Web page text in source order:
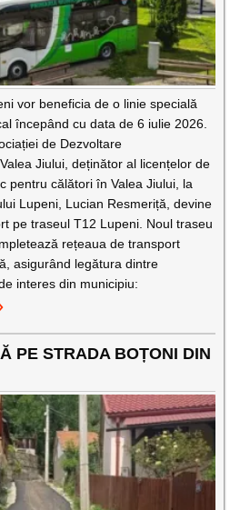
vor beneficia de o linie specială
începând cu data de 6 iulie 2026.
de Dezvoltare
Jiului, deținător al licențelor de
pentru călători în Valea Jiului, la
Lupeni, Lucian Resmeriță, devine
pe traseul T12 Lupeni. Noul traseu
rețeaua de transport
asigurând legătura dintre
interes din municipiu:
PE STRADA BOȚONI DIN